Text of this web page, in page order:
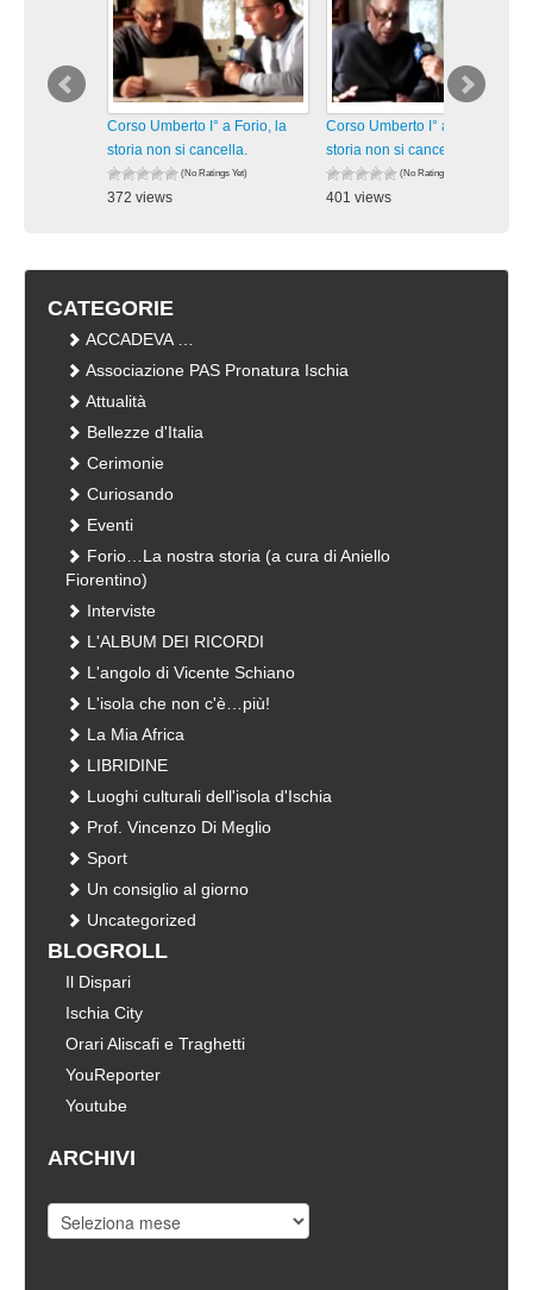
Corso Umberto I° a Forio, la
storia non si cancella.
(No Ratings Yet)
372 views
Corso Umberto I° a Forio, la
storia non si cancella.
(No Ratings Yet)
401 views
CATEGORIE
ACCADEVA …
Associazione PAS Pronatura Ischia
Attualità
Bellezze d'Italia
Cerimonie
Curiosando
Eventi
Forio…La nostra storia (a cura di Aniello
Fiorentino)
Interviste
L'ALBUM DEI RICORDI
L'angolo di Vicente Schiano
L'isola che non c'è…più!
La Mia Africa
LIBRIDINE
Luoghi culturali dell'isola d'Ischia
Prof. Vincenzo Di Meglio
Sport
Un consiglio al giorno
Uncategorized
BLOGROLL
Il Dispari
Ischia City
Orari Aliscafi e Traghetti
YouReporter
Youtube
ARCHIVI